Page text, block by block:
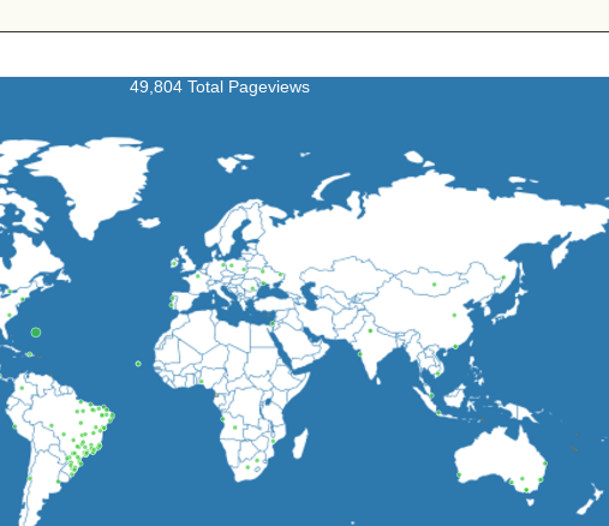
49,804 Total Pageviews